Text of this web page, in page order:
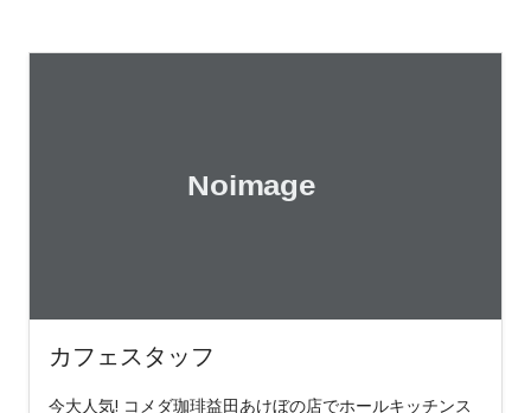
カフェスタッフ
今大人気! コメダ珈琲益田あけぼの店でホールキッチンス